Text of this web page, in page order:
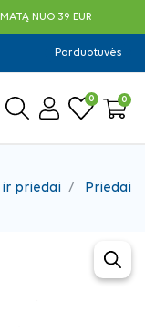
NUO 39 EUR
Parduotuvės
0 0
ir priedai Priedai